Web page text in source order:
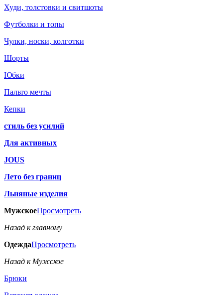
Худи, толстовки и свитшоты
Футболки и топы
Чулки, носки, колготки
Шорты
Юбки
Пальто мечты
Кепки
стиль без усилий
Для активных
JOUS
Лето без границ
Льняные изделия
МужскоеПросмотреть
Назад к главному
ОдеждаПросмотреть
Назад к Мужское
Брюки